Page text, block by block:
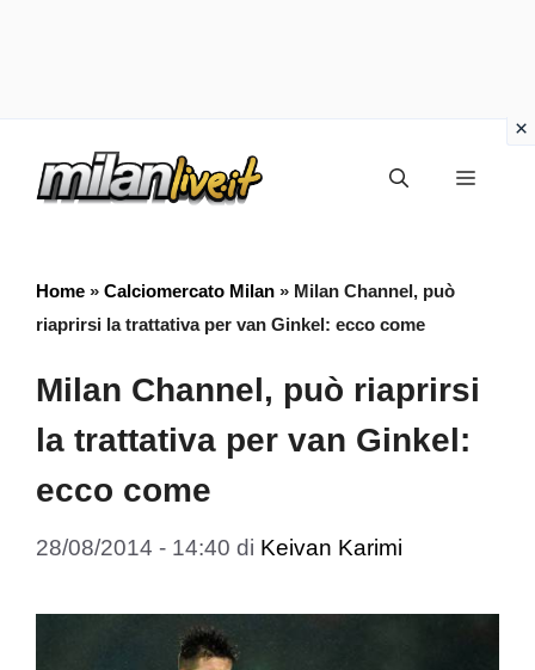
Menu
Home » Calciomercato Milan » Milan Channel, può
riaprirsi la trattativa per van Ginkel: ecco come
Milan Channel, può riaprirsi
la trattativa per van Ginkel:
ecco come
28/08/2014 - 14:40 di Keivan Karimi